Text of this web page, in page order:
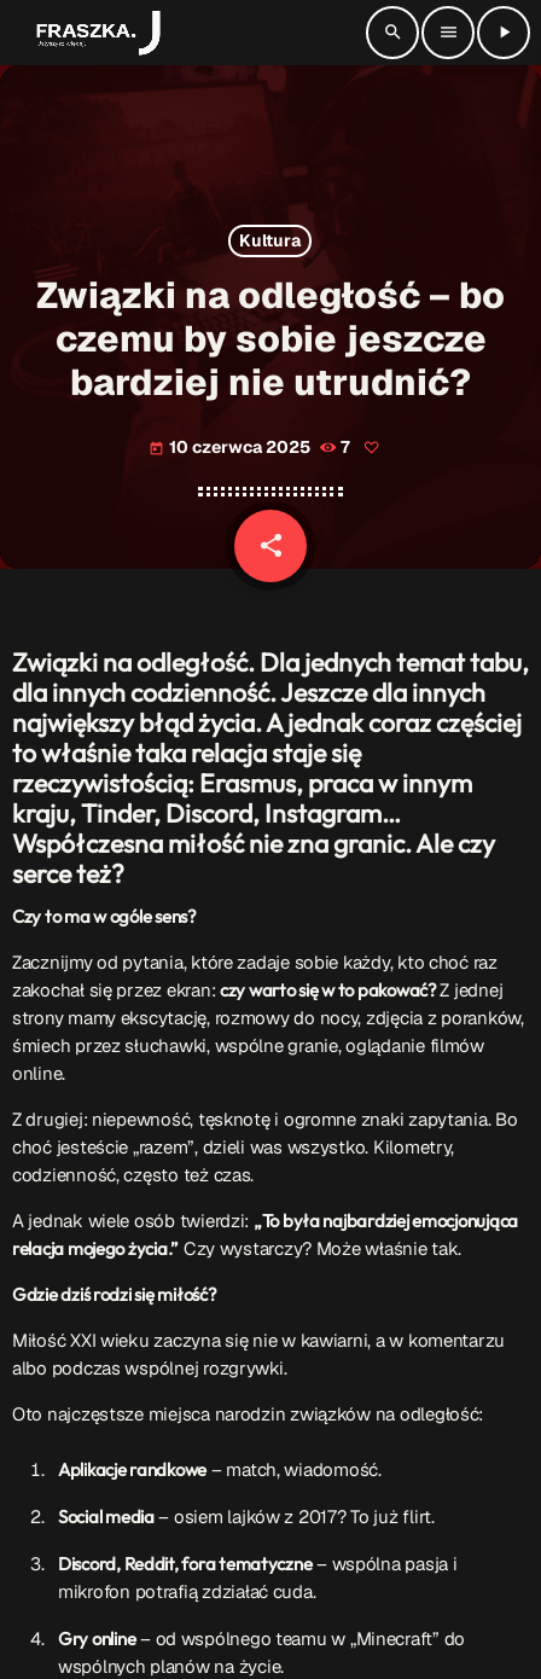
search menu
play_arrow
Radio Fraszka
Strona główna
EKIPA
Rekrutacja Fraszka
Podcasty
Przydatne linki
Klub WSPAK
Wirtualna Uczelnia
Biuro Karier
Punkt Interwencji Kryzysowej
Przydatne informacje
– jedyna w Kielcach studencka stacja radiowa.
Projekt ruszył w październiku 2015 roku z inicjatywy
kieleckich studentówCzytaj.wiecej…
Patronat medialny Radia Fraszka– regulamin, logotypy,
itp.Czytaj więcej…
ON AIR
Kultura
Związki na odległość – bo
czemu by sobie jeszcze
bardziej nie utrudnić?
today 10 czerwca 2025 7
share
email
Związki na odległość. Dla jednych temat tabu,
dla innych codzienność. Jeszcze dla innych
największy błąd życia. A jednak coraz częściej
to właśnie taka relacja staje się
rzeczywistością: Erasmus, praca w innym
kraju, Tinder, Discord, Instagram…
Współczesna miłość nie zna granic. Ale czy
serce też?
Czy to ma w ogóle sens?
Zacznijmy od pytania, które zadaje sobie każdy, kto choć raz
zakochał się przez ekran: czy warto się w to pakować?Z jednej
strony mamy ekscytację, rozmowy do nocy, zdjęcia z poranków,
śmiech przez słuchawki, wspólne granie, oglądanie filmów
online.
Z drugiej: niepewność, tęsknotę i ogromne znaki zapytania. Bo
choć jesteście „razem”, dzieli was wszystko. Kilometry,
codzienność, często też czas.
A jednak wiele osób twierdzi: „To była najbardziej emocjonująca
relacja mojego życia.” Czy wystarczy? Może właśnie tak.
Gdzie dziś rodzi się miłość?
Miłość XXI wieku zaczyna się nie w kawiarni, a w komentarzu
albo podczas wspólnej rozgrywki.
Oto najczęstsze miejsca narodzin związków na odległość:
Aplikacje randkowe– match, wiadomość.
Social media– osiem lajków z 2017? To już flirt.
Discord, Reddit, fora tematyczne– wspólna pasja i
mikrofon potrafią zdziałać cuda.
Gry online– od wspólnego teamu w „Minecraft” do
wspólnych planów na życie.